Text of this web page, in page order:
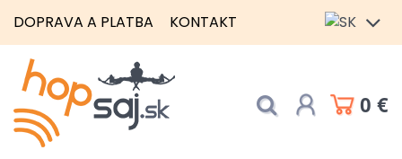
DOPRAVA A PLATBA KONTAKT
0 €